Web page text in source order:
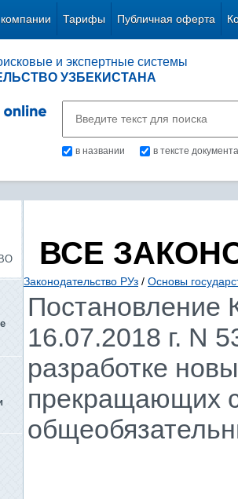
Тарифы Публичная оферта
и экспертные системы
УЗБЕКИСТАНА
в названии в тексте документа
ВСЕ
Законодательство РУз / Основы
Постановление
16.07.2018 г. N
разработке
прекращающих